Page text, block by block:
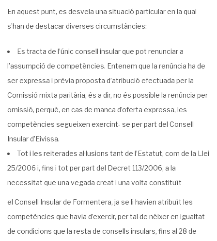
En aquest punt, es desvela una situació particular en la qual
s’han de destacar diver­ses circumstàncies:
Es tracta de l’únic consell insular que pot renunciar a
l’assumpció de competències. Entenem que la renúncia ha de
ser expressa i prèvia proposta d’atribució efectuada per la
Comissió mixta paritària, és a dir, no és possible la renúncia per
omissió, perquè, en cas de manca d’oferta expressa, les
competències segueixen exercint- se per part del Consell
Insular d’Eivissa.
Tot i les reiterades al·lusions tant de l’Estatut, com de la Llei
25/2006 i, fins i tot per part del Decret 113/2006, a la
necessitat que una vegada creat i una volta constituït
el Consell Insular de Formentera, ja se li havien atribuït les
competències que havia d’exercir, per tal de néixer en igualtat
de condicions que la resta de consells insulars, fins al 28 de